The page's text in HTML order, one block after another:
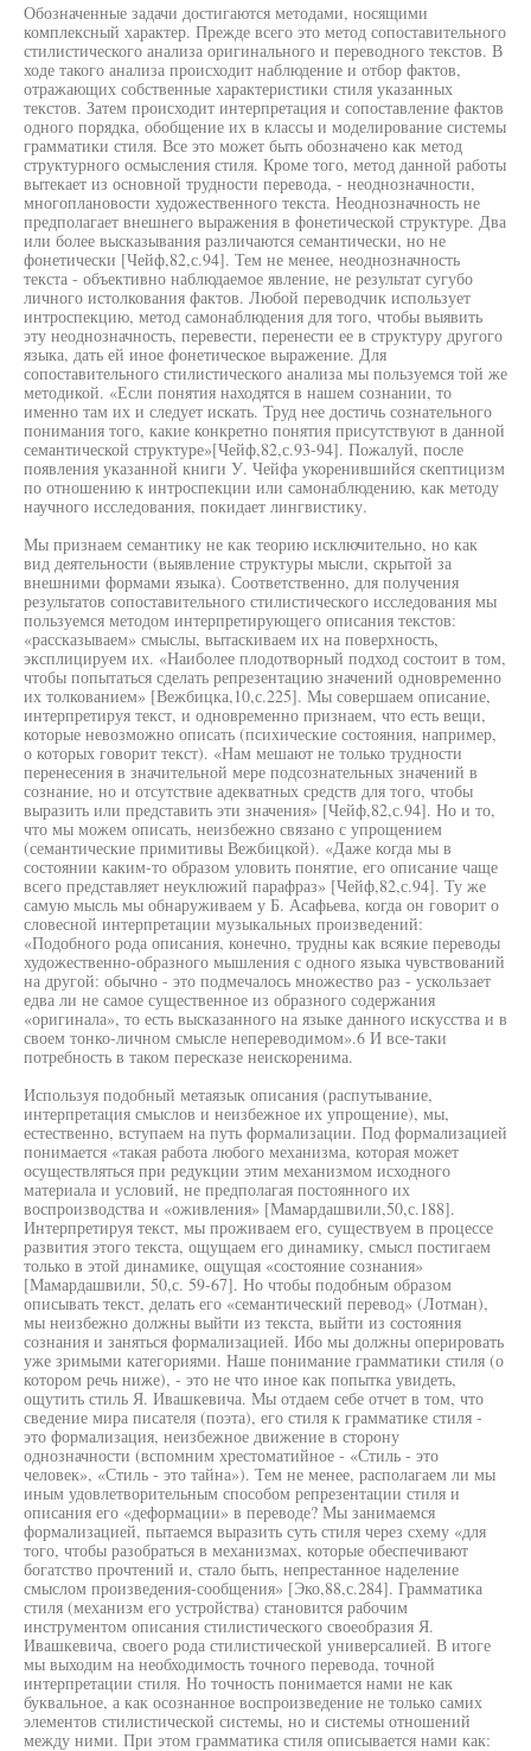
Обозначенные задачи достигаются методами, носящими
комплексный характер. Прежде всего это метод сопоставительного
стилистического анализа оригинального и переводного текстов. В
ходе такого анализа происходит наблюдение и отбор фактов,
отражающих собственные характеристики стиля указанных
текстов. Затем происходит интерпретация и сопоставление фактов
одного порядка, обобщение их в классы и моделирование системы
грамматики стиля. Все это может быть обозначено как метод
структурного осмысления стиля. Кроме того, метод данной работы
вытекает из основной трудности перевода, - неоднозначности,
многоплановости художественного текста. Неоднозначность не
предполагает внешнего выражения в фонетической структуре. Два
или более высказывания различаются семантически, но не
фонетически [Чейф,82,с.94]. Тем не менее, неоднозначность
текста - объективно наблюдаемое явление, не результат сугубо
личного истолкования фактов. Любой переводчик использует
интроспекцию, метод самонаблюдения для того, чтобы выявить
эту неоднозначность, перевести, перенести ее в структуру другого
языка, дать ей иное фонетическое выражение. Для
сопоставительного стилистического анализа мы пользуемся той же
методикой. «Если понятия находятся в нашем сознании, то
именно там их и следует искать. Труд нее достичь сознательного
понимания того, какие конкретно понятия присутствуют в данной
семантической структуре»[Чейф,82,с.93-94]. Пожалуй, после
появления указанной книги У. Чейфа укоренившийся скептицизм
по отношению к интроспекции или самонаблюдению, как методу
научного исследования, покидает лингвистику.
Мы признаем семантику не как теорию исключительно, но как
вид деятельности (выявление структуры мысли, скрытой за
внешними формами языка). Соответственно, для получения
результатов сопоставительного стилистического исследования мы
пользуемся методом интерпретирующего описания текстов:
«рассказываем» смыслы, вытаскиваем их на поверхность,
эксплицируем их. «Наиболее плодотворный подход состоит в том,
чтобы попытаться сделать репрезентацию значений одновременно
их толкованием» [Вежбицка,10,с.225]. Мы совершаем описание,
интерпретируя текст, и одновременно признаем, что есть вещи,
которые невозможно описать (психические состояния, например,
о которых говорит текст). «Нам мешают не только трудности
перенесения в значительной мере подсознательных значений в
сознание, но и отсутствие адекватных средств для того, чтобы
выразить или представить эти значения» [Чейф,82,с.94]. Но и то,
что мы можем описать, неизбежно связано с упрощением
(семантические примитивы Вежбицкой). «Даже когда мы в
состоянии каким-то образом уловить понятие, его описание чаще
всего представляет неуклюжий парафраз» [Чейф,82,с.94]. Ту же
самую мысль мы обнаруживаем у Б. Асафьева, когда он говорит о
словесной интерпретации музыкальных произведений:
«Подобного рода описания, конечно, трудны как всякие переводы
художественно-образного мышления с одного языка чувствований
на другой: обычно - это подмечалось множество раз - ускользает
едва ли не самое существенное из образного содержания
«оригинала», то есть высказанного на языке данного искусства и в
своем тонко-личном смысле непереводимом».6 И все-таки
потребность в таком пересказе неискоренима.
Используя подобный метаязык описания (распутывание,
интерпретация смыслов и неизбежное их упрощение), мы,
естественно, вступаем на путь формализации. Под формализацией
понимается «такая работа любого механизма, которая может
осуществляться при редукции этим механизмом исходного
материала и условий, не предполагая постоянного их
воспроизводства и «оживления» [Мамардашвили,50,с.188].
Интерпретируя текст, мы проживаем его, существуем в процессе
развития этого текста, ощущаем его динамику, смысл постигаем
только в этой динамике, ощущая «состояние сознания»
[Мамардашвили, 50,с. 59-67]. Но чтобы подобным образом
описывать текст, делать его «семантический перевод» (Лотман),
мы неизбежно должны выйти из текста, выйти из состояния
сознания и заняться формализацией. Ибо мы должны оперировать
уже зримыми категориями. Наше понимание грамматики стиля (о
котором речь ниже), - это не что иное как попытка увидеть,
ощутить стиль Я. Ивашкевича. Мы отдаем себе отчет в том, что
сведение мира писателя (поэта), его стиля к грамматике стиля -
это формализация, неизбежное движение в сторону
однозначности (вспомним хрестоматийное - «Стиль - это
человек», «Стиль - это тайна»). Тем не менее, располагаем ли мы
иным удовлетворительным способом репрезентации стиля и
описания его «деформации» в переводе? Мы занимаемся
формализацией, пытаемся выразить суть стиля через схему «для
того, чтобы разобраться в механизмах, которые обеспечивают
богатство прочтений и, стало быть, непрестанное наделение
смыслом произведения-сообщения» [Эко,88,с.284]. Грамматика
стиля (механизм его устройства) становится рабочим
инструментом описания стилистического своеобразия Я.
Ивашкевича, своего рода стилистической универсалией. В итоге
мы выходим на необходимость точного перевода, точной
интерпретации стиля. Но точность понимается нами не как
буквальное, а как осознанное воспроизведение не только самих
элементов стилистической системы, но и системы отношений
между ними. При этом грамматика стиля описывается нами как: